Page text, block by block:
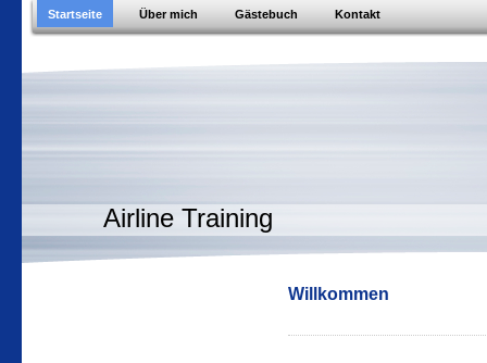
Startseite Über mich Gästebuch Kontakt
Airline Training
Willkommen